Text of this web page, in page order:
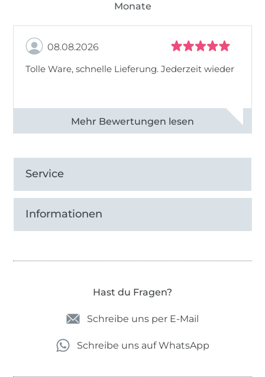
Monate
08.08.2026
Tolle Ware, schnelle Lieferung. Jederzeit wieder
Alle 83013 Bewertungen ansehen
Service
Informationen
Hast du Fragen?
Schreibe uns per E-Mail
Schreibe uns auf WhatsApp